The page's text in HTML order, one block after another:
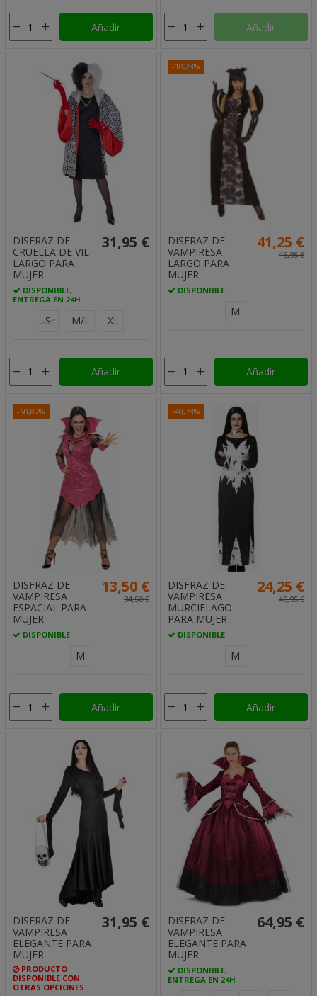
Añadir Añadir
DISFRAZ DE
CRUELLA DE VIL
LARGO PARA
MUJER
DISPONIBLE,
ENTREGA EN 24H
31,95 €
S M/L XL
Añadir
-10,23%
DISFRAZ DE
VAMPIRESA
LARGO PARA
MUJER
DISPONIBLE
41,25 €
45,95 €
M
Añadir
-60,87%
DISFRAZ DE
VAMPIRESA
ESPACIAL PARA
MUJER
DISPONIBLE
13,50 €
34,50 €
M
Añadir
-40,78%
DISFRAZ DE
VAMPIRESA
MURCIELAGO
PARA MUJER
DISPONIBLE
24,25 €
40,95 €
M
Añadir
DISFRAZ DE
VAMPIRESA
ELEGANTE PARA
MUJER
PRODUCTO
DISPONIBLE CON
OTRAS OPCIONES
31,95 €
DISFRAZ DE
VAMPIRESA
ELEGANTE PARA
MUJER
DISPONIBLE,
ENTREGA EN 24H
64,95 €